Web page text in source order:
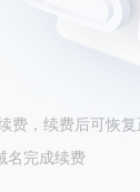
费，续费后可恢复
名完成续费